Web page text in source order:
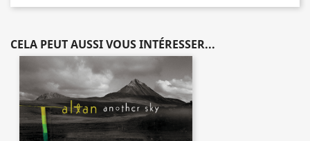
CELA PEUT AUSSI VOUS INTÉRESSER...